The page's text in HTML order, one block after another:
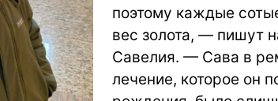
поэтому каждые
вес золота, — пишут
Савелия. — Сава в
лечение, которое он